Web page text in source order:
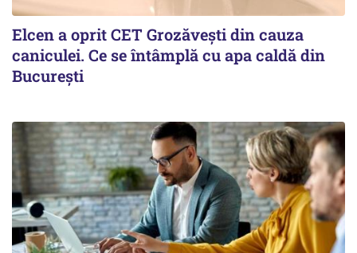
Elcen a oprit CET Grozăvești din cauza
caniculei. Ce se întâmplă cu apa caldă din
București